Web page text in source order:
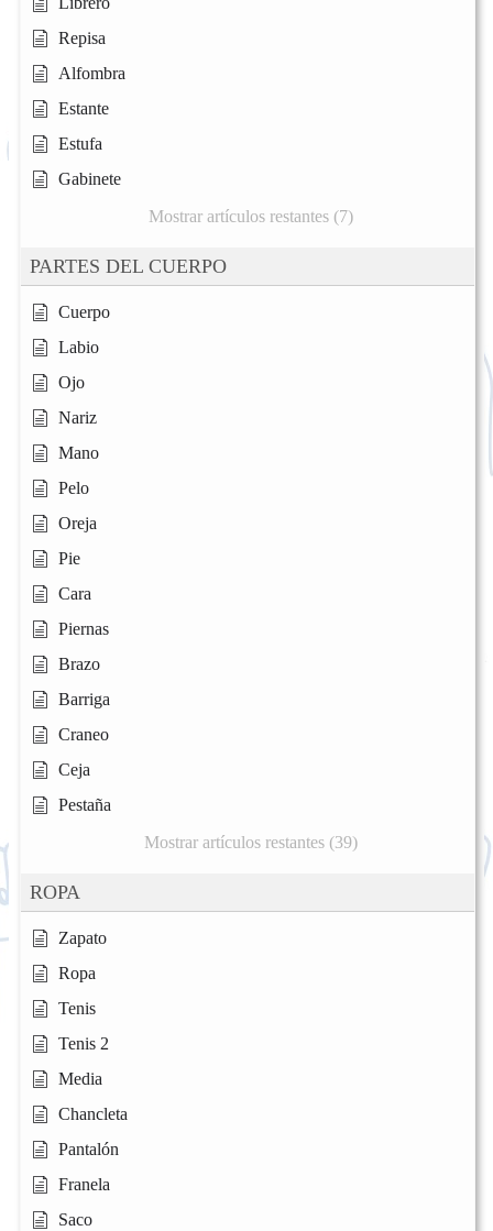
Repisa
Alfombra
Estante
Estufa
Gabinete
Mostrar artículos restantes (7)
PARTES DEL CUERPO
Cuerpo
Labio
Ojo
Nariz
Mano
Pelo
Oreja
Pie
Cara
Piernas
Brazo
Barriga
Craneo
Ceja
Pestaña
Mostrar artículos restantes (39)
ROPA
Zapato
Ropa
Tenis
Tenis 2
Media
Chancleta
Pantalón
Franela
Saco